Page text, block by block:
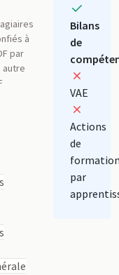
à
par
autre
Bilans
de
VAE
Actions
de
par